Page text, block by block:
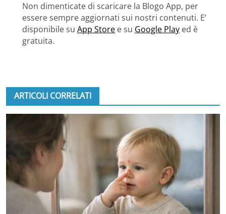
Non dimenticate di scaricare la Blogo App, per
essere sempre aggiornati sui nostri contenuti. E’
disponibile su App Store e su Google Play ed è
gratuita.
ARTICOLI CORRELATI